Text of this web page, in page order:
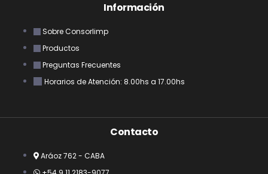
Información
Sobre Consorlimp
Productos
Preguntas Frecuentes
Horarios de Atención: 8.00hs a 17.00hs
Contacto
Aráoz 762 - CABA